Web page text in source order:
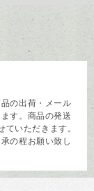
の出荷・メール
す。商品の発送
いただきます。
の程お願い致し